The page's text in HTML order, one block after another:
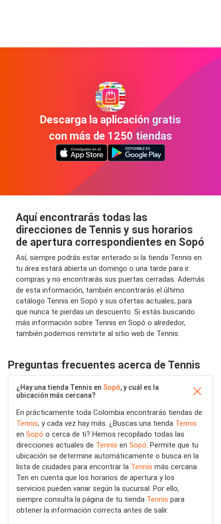
Descarga la aplicación gratis
con más de 1250 tiendas
Aquí encontrarás todas las
direcciones de Tennis y sus horarios
de apertura correspondientes en Sopó
Así, siempre podrás estar enterado si la tienda Tennis en
tu área estará abierta un domingo o una tarde para ir
compras y no encontrarás sus puertas cerradas. Además
de esta información, también encontrarás el último
catálogo Tennis en Sopó y sus ofertas actuales, para
que nunca te pierdas un descuento. Si estás buscando
más información sobre Tennis en Sopó o alrededor,
también podemos remitirte al sitio web de Tennis.
Preguntas frecuentes acerca de Tennis
¿Hay una tienda Tennis en Sopó, y cuál es la
ubicación más cercana?
En prácticamente toda Colombia encontrarás tiendas de
Tennis, y cada vez hay más. ¿Buscas una tienda Tennis
en Sopó o cerca de ti? Hemos recopilado todas las
direcciones actuales de Tennis en Sopó. Permite que tu
ubicación se determine automáticamente o busca en la
lista de ciudades para encontrar la Tennis más cercana.
Ten en cuenta que los horarios de apertura y los
servicios pueden variar según la sucursal. Por ello,
siempre consulta la página de tu tienda Tennis para
obtener la información correcta antes de salir.